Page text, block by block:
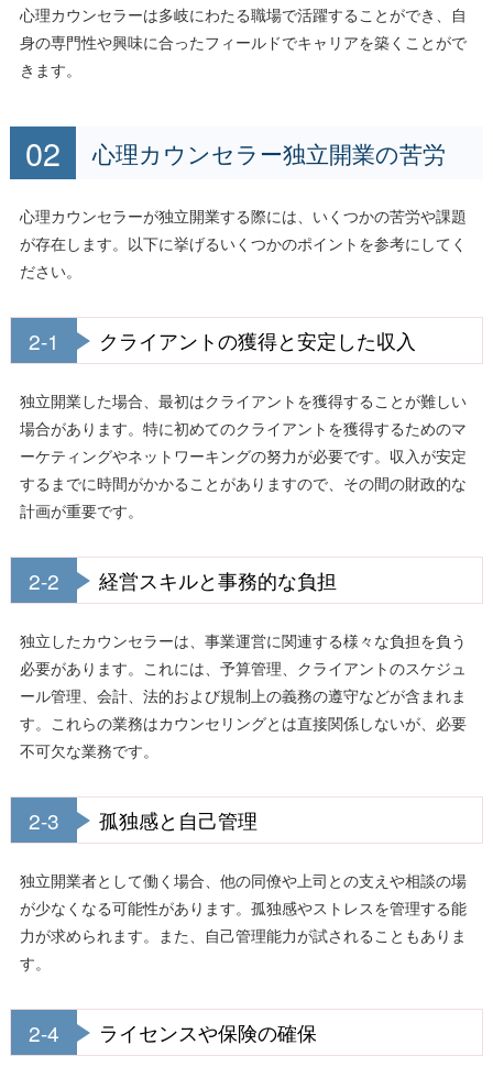
心理カウンセラーは多岐にわたる職場で活躍することができ、自
身の専門性や興味に合ったフィールドでキャリアを築くことがで
きます。
心理カウンセラー独立開業の苦労
心理カウンセラーが独立開業する際には、いくつかの苦労や課題
が存在します。以下に挙げるいくつかのポイントを参考にしてく
ださい。
2-1 クライアントの獲得と安定した収入
独立開業した場合、最初はクライアントを獲得することが難しい
場合があります。特に初めてのクライアントを獲得するためのマ
ーケティングやネットワーキングの努力が必要です。収入が安定
するまでに時間がかかることがありますので、その間の財政的な
計画が重要です。
2-2 経営スキルと事務的な負担
独立したカウンセラーは、事業運営に関連する様々な負担を負う
必要があります。これには、予算管理、クライアントのスケジュ
ール管理、会計、法的および規制上の義務の遵守などが含まれま
す。これらの業務はカウンセリングとは直接関係しないが、必要
不可欠な業務です。
2-3 孤独感と自己管理
独立開業者として働く場合、他の同僚や上司との支えや相談の場
が少なくなる可能性があります。孤独感やストレスを管理する能
力が求められます。また、自己管理能力が試されることもありま
す。
2-4 ライセンスや保険の確保